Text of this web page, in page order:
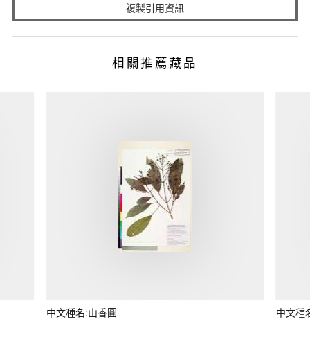
複製引用資訊
相關推薦藏品
中文種名:山香圓 中文種